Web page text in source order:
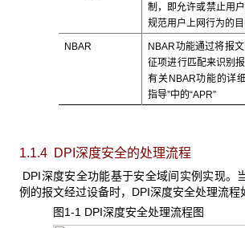
制，即允许或禁止用
规范用户上网行为的
NBAR
NBAR功能通过将报
征项进行匹配来识别
有关NBAR功能的详
指导”中的“APR”
1.1.4 DPI深度安全的处理流程
DPI深度安全功能基于安全域间实例实现。
例的报文经过设备时，DPI深度安全处理流程
图1-1 DPI深度安全处理流程图